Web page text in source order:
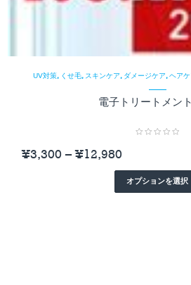
UV対策, くせ毛, スキンケア, ダメージケア, ヘアケ
敏感肌, 育毛, 電子トリートメ
からむ, 髪が広がる
電子トリートメン
¥3,300 –¥12,980
オプションを選択